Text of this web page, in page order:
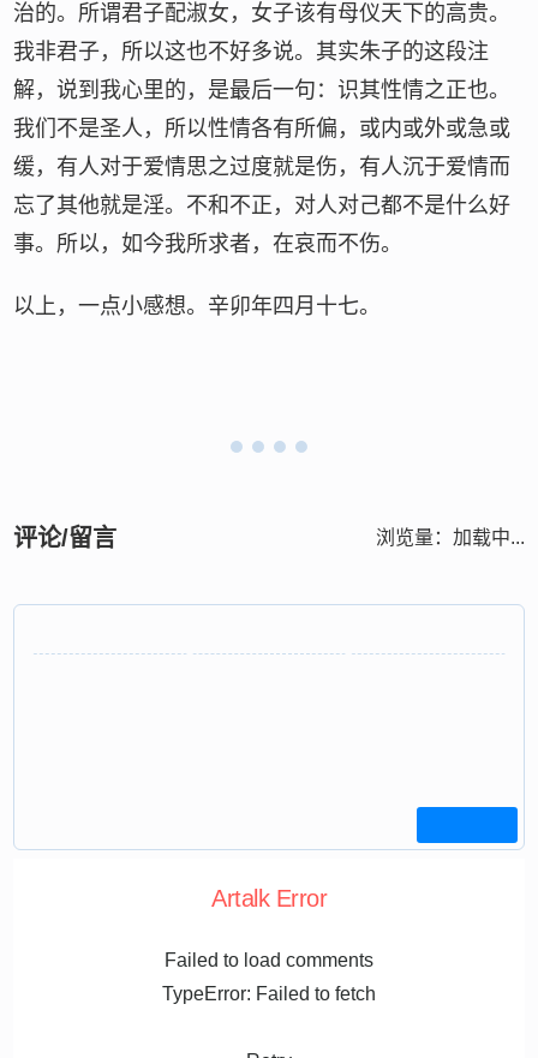
治的。所谓君子配淑女，女子该有母仪天下的高贵。
我非君子，所以这也不好多说。其实朱子的这段注
解，说到我心里的，是最后一句：识其性情之正也。
我们不是圣人，所以性情各有所偏，或内或外或急或
缓，有人对于爱情思之过度就是伤，有人沉于爱情而
忘了其他就是淫。不和不正，对人对己都不是什么好
事。所以，如今我所求者，在哀而不伤。
以上，一点小感想。辛卯年四月十七。
评论/留言 浏览量： 加载中...
Artalk Error
Failed to load comments
TypeError: Failed to fetch